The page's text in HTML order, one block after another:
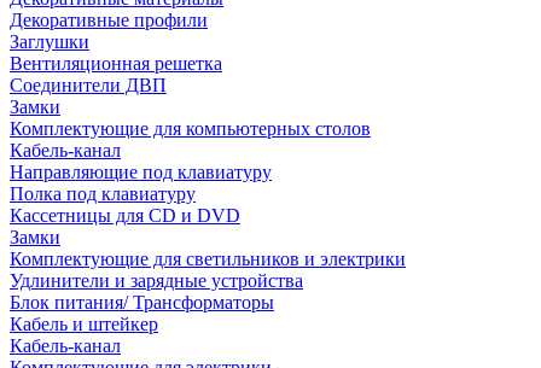
Декоративные профили
Заглушки
Вентиляционная решетка
Соединители ДВП
Замки
Комплектующие для компьютерных столов
Кабель-канал
Направляющие под клавиатуру
Полка под клавиатуру
Кассетницы для CD и DVD
Замки
Комплектующие для светильников и электрики
Удлинители и зарядные устройства
Блок питания/ Трансформаторы
Кабель и штейкер
Кабель-канал